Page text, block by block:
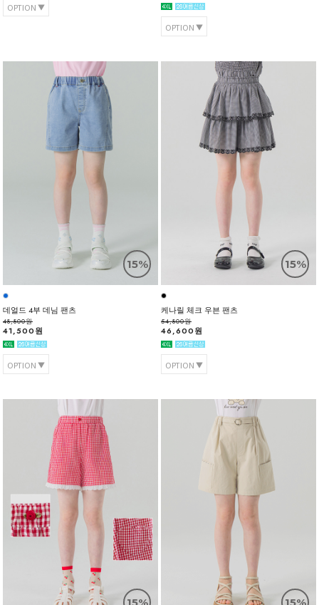
OPTION
OPTION
15%
데얼드 4부 데님 팬츠
48,800원
41,500원
OPTION
15%
케나릴 체크 우븐 팬츠
54,800원
46,600원
OPTION
15% 15%